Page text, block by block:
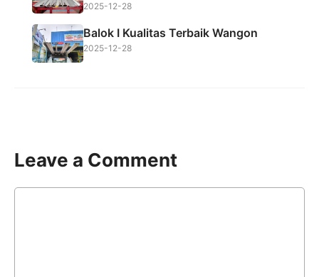
2025-12-28
Balok I Kualitas Terbaik Wangon
2025-12-28
Leave a Comment
Comment